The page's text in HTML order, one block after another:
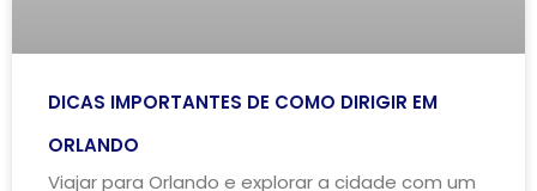
DICAS IMPORTANTES DE COMO DIRIGIR EM
ORLANDO
Viajar para Orlando e explorar a cidade com um